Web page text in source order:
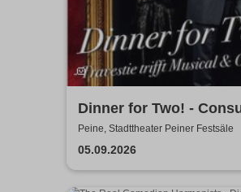
Dinner for Two! -
Grand & Helge Thomas
Peine, Stadttheater Peiner Festsäle
05.09.2026